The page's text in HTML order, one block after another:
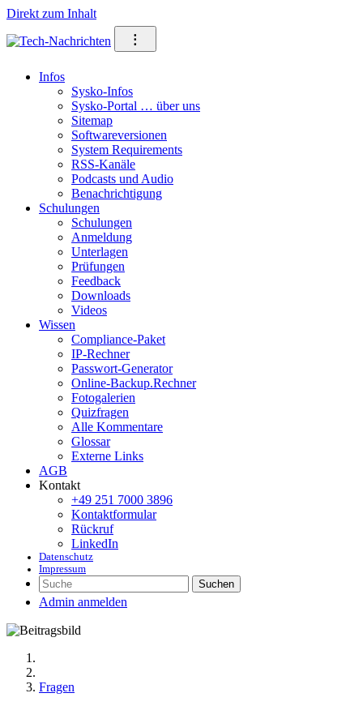
Direkt zum Inhalt
⁝
Infos
Sysko-Infos
Sysko-Portal … über uns
Sitemap
Softwareversionen
System Requirements
RSS-Kanäle
Podcasts und Audio
Benachrichtigung
Schulungen
Schulungen
Anmeldung
Unterlagen
Prüfungen
Feedback
Downloads
Videos
Wissen
Compliance-Paket
IP-Rechner
Passwort-Generator
Online-Backup.Rechner
Fotogalerien
Quizfragen
Alle Kommentare
Glossar
Externe Links
AGB
Kontakt
+49 251 7000 3896
Kontaktformular
Rückruf
LinkedIn
Datenschutz
Impressum
Suchen
Admin anmelden
Fragen